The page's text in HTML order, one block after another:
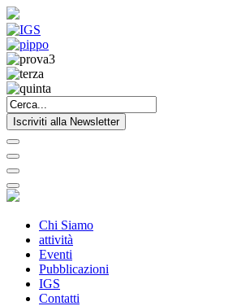
Iscriviti alla Newsletter
Chi Siamo
attività
Eventi
Pubblicazioni
IGS
Contatti